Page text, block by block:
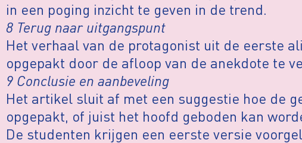
in een poging inzicht te geven in de trend.
8 Terug naar uitgangspunt
Het verhaal van de protagonist uit de eerste
opgepakt door de afloop van de anekdote te
9 Conclusie en aanbeveling
Het artikel sluit af met een suggestie hoe de
opgepakt, of juist het hoofd geboden kan
De studenten krijgen een eerste versie